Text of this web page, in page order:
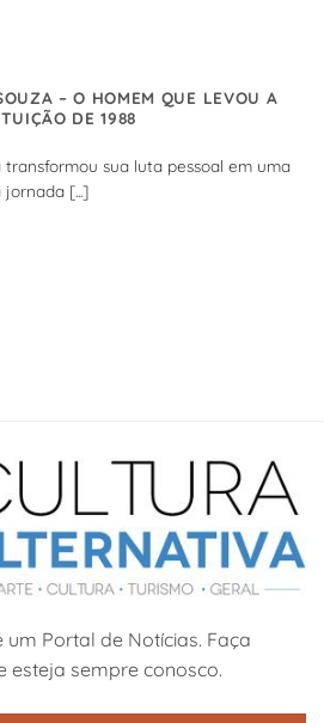
– O HOMEM QUE LEVOU A
DE 1988
transformou sua luta pessoal em uma
jornada [...]
um Portal de Notícias. Faça
esteja sempre conosco.